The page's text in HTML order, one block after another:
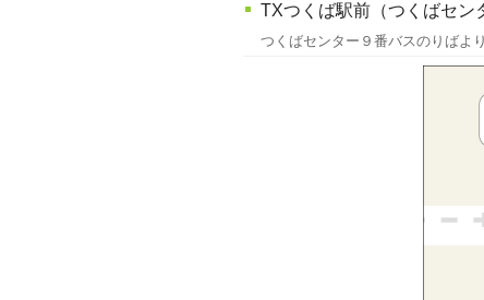
TXつくば駅前（つくばセン
つくばセンター９番バスのりばよ